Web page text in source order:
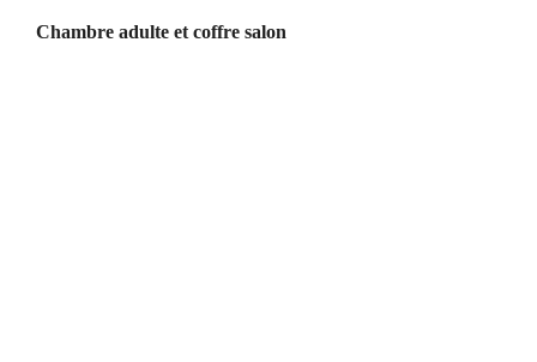
Chambre adulte et coffre salon